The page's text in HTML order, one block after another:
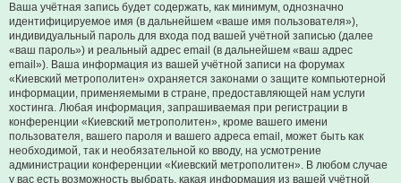
Ваша учётная запись будет содержать, как минимум, однозначно
идентифицируемое имя (в дальнейшем «ваше имя пользователя»),
индивидуальный пароль для входа под вашей учётной записью (далее
«ваш пароль») и реальный адрес email (в дальнейшем «ваш адрес
email»). Ваша информация из вашей учётной записи на форумах
«Киевский метрополитен» охраняется законами о защите компьютерной
информации, применяемыми в стране, предоставляющей нам услуги
хостинга. Любая информация, запрашиваемая при регистрации в
конференции «Киевский метрополитен», кроме вашего имени
пользователя, вашего пароля и вашего адреса email, может быть как
необходимой, так и необязательной ко вводу, на усмотрение
администрации конференции «Киевский метрополитен». В любом случае
у вас есть возможность выбрать, какая информация из вашей учётной